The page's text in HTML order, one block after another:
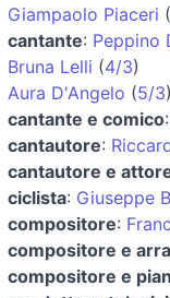
Giampaolo Piaceri (
cantante: Peppino
Bruna Lelli (4/3)
Aura D'Angelo (5/3)
cantante e comico:
cantautore:
cantautore e
ciclista: Giuseppe
compositore:
compositore e
compositore e